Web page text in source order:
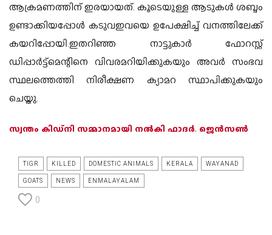
ആക്രമണത്തിന് ഇരയായത്. കൂടെയുള്ള ആടുകൾ ശബ്ദം
ഉണ്ടാക്കിയപ്പോൾ കടുവഇവയെ ഉപേക്ഷിച്ച് വനത്തിലേക്ക്
കയറിപ്പോയി.ഇതറിഞ്ഞ നാട്ടുകാർ ഫോറസ്റ്റ്
ഡിപ്പാർട്ട്മെന്റിനെ വിവരമറിയിക്കുകയും അവർ സംഭവ
സ്ഥലത്തെത്തി നിരീക്ഷണ ക്യാമറ സ്ഥാപിക്കുകയും
ചെയ്തു.
സ്വന്തം കിഡ്നി സമ്മാനമായി നൽകി ഫാദർ. ജെൻസൺ
TIGR KILLED DOMESTIC ANIMALS KERALA WAYANAD
GOATS NEWS ENMALAYALAM
0